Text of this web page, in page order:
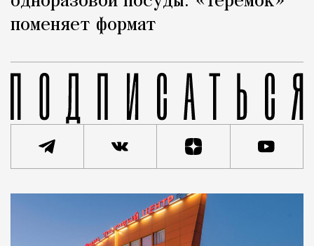
поменяет формат